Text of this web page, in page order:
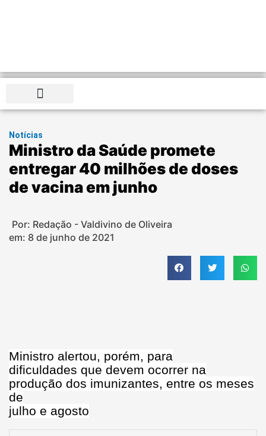
Notícias
Ministro da Saúde promete
entregar 40 milhões de doses
de vacina em junho
Por: Redação - Valdivino de Oliveira
em: 8 de junho de 2021
Ministro alertou, porém, para
dificuldades que devem ocorrer na
produção dos imunizantes, entre os meses
de
julho e agosto